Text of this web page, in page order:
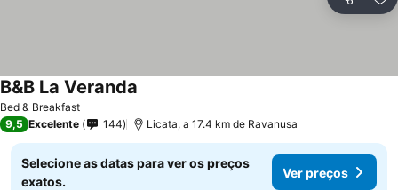
Partilhar
Bed & Breakfast
B&B La Veranda
9,5 Excelente 144 Licata, a 17.4 km de Ravanusa
Selecione as datas para ver os preços
exatos.
Ver preços